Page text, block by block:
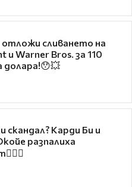
сливането на
и Warner Bros. за 110
долара!😯💥
скандал? Карди Би и
разпалиха